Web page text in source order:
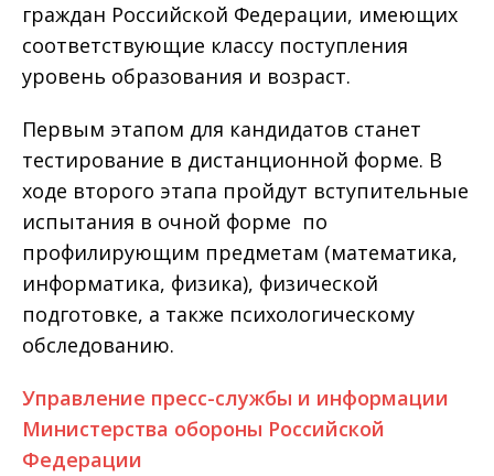
граждан Российской Федерации, имеющих
соответствующие классу поступления
уровень образования и возраст.
Первым этапом для кандидатов станет
тестирование в дистанционной форме. В
ходе второго этапа пройдут вступительные
испытания в очной форме по
профилирующим предметам (математика,
информатика, физика), физической
подготовке, а также психологическому
обследованию.
Управление пресс-службы и информации
Министерства обороны Российской
Федерации